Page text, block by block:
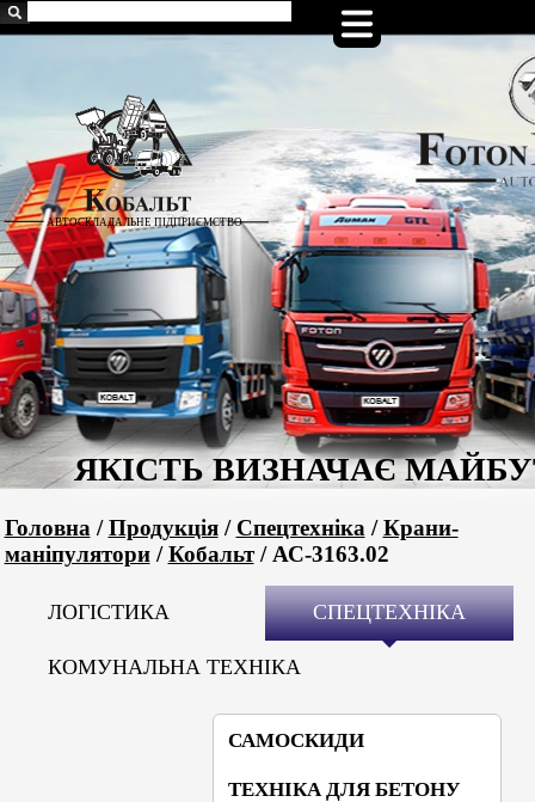
Головна /Продукція/ Спецтехніка /Крани-
маніпулятори/Кобальт/ АС-3163.02
ЛОГІСТИКА СПЕЦТЕХНІКА
КОМУНАЛЬНА ТЕХНІКА
САМОСКИДИ
ТЕХНІКА ДЛЯ БЕТОНУ